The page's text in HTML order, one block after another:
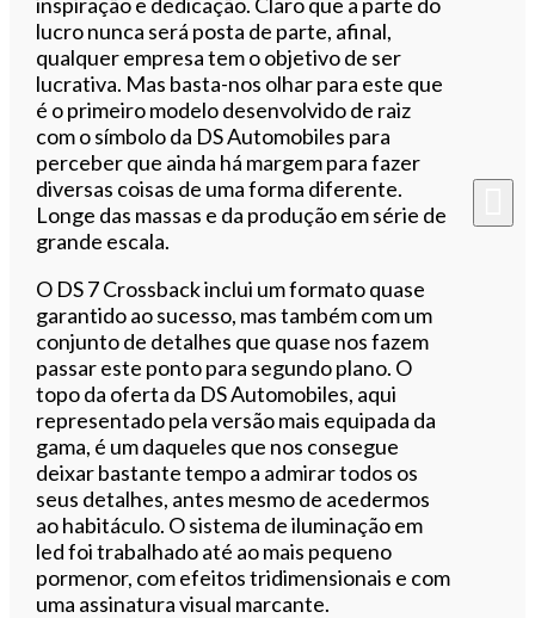
lucro nunca será posta de parte, afinal,
qualquer empresa tem o objetivo de ser
lucrativa. Mas basta-nos olhar para este que
é o primeiro modelo desenvolvido de raiz
com o símbolo da DS Automobiles para
perceber que ainda há margem para fazer
diversas coisas de uma forma diferente.
Longe das massas e da produção em série de
grande escala.
O DS 7 Crossback inclui um formato quase
garantido ao sucesso, mas também com um
conjunto de detalhes que quase nos fazem
passar este ponto para segundo plano. O
topo da oferta da DS Automobiles, aqui
representado pela versão mais equipada da
gama, é um daqueles que nos consegue
deixar bastante tempo a admirar todos os
seus detalhes, antes mesmo de acedermos
ao habitáculo. O sistema de iluminação em
led foi trabalhado até ao mais pequeno
pormenor, com efeitos tridimensionais e com
uma assinatura visual marcante.